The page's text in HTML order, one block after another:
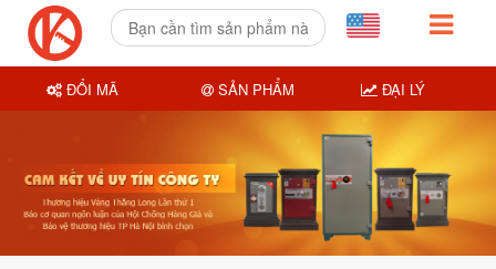
ĐỔI MÃ SẢN PHẨM ĐẠI LÝ